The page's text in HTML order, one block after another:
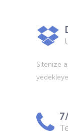
Sitenize